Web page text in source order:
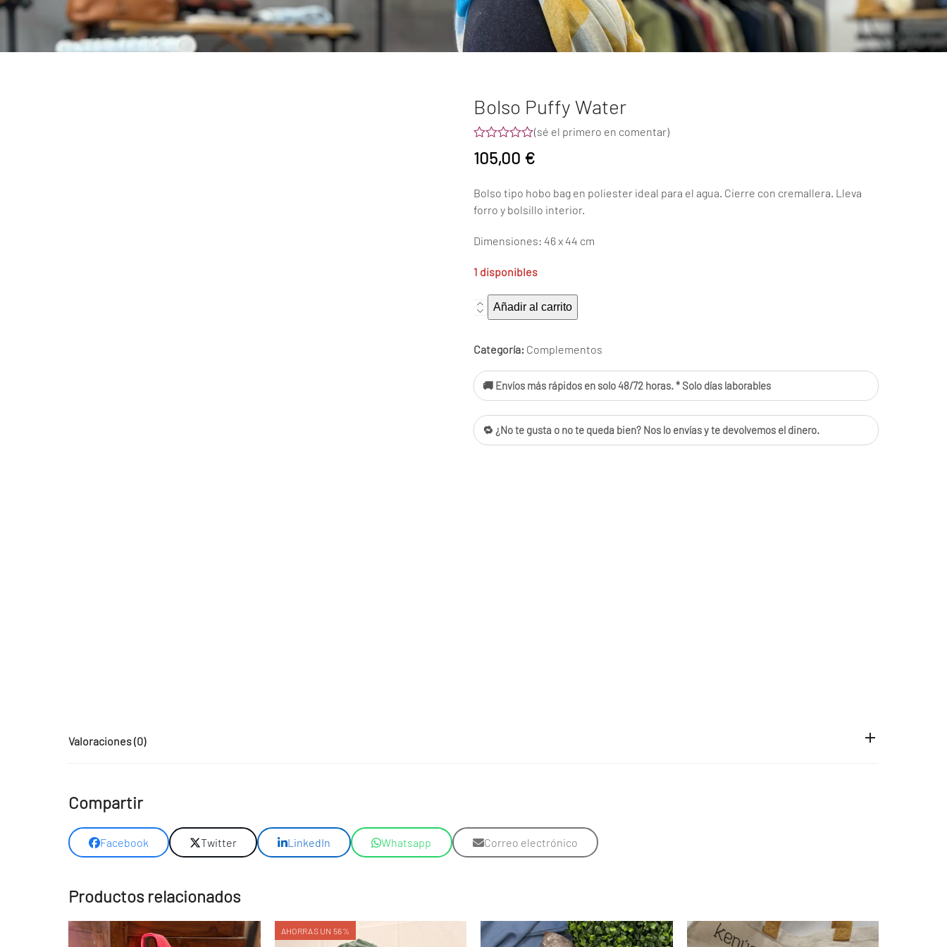
Bolso Puffy Water
con
5
(sé el primero en comentar)
105,00 €
Bolso tipo hobo bag en poliester ideal para el agua. Cierre con cremallera. Lleva
forro y bolsillo interior.
Dimensiones: 46 x 44 cm
1 disponibles
Bolso
Puffy
cantidad
Añadir al carrito
Categoría: Complementos
🚚 Envíos más rápidos en solo 48/72 horas. * Solo días laborables
🔁 ¿No te gusta o no te queda bien? Nos lo envías y te devolvemos el dinero.
Valoraciones (0)
Compartir
Facebook Twitter LinkedIn Whatsapp Correo electrónico
Productos relacionados
AHORRAS UN 56%